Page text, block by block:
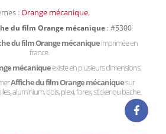
:Orange mécanique,
du film Orange mécanique : #5300
du film Orange mécaniqueimprimée en
france.
mécaniqueexiste en plusieurs dimensions.
Affiche du film Orange mécaniquesur
aluminium, bois, plexi, forex, sticker ou bache.